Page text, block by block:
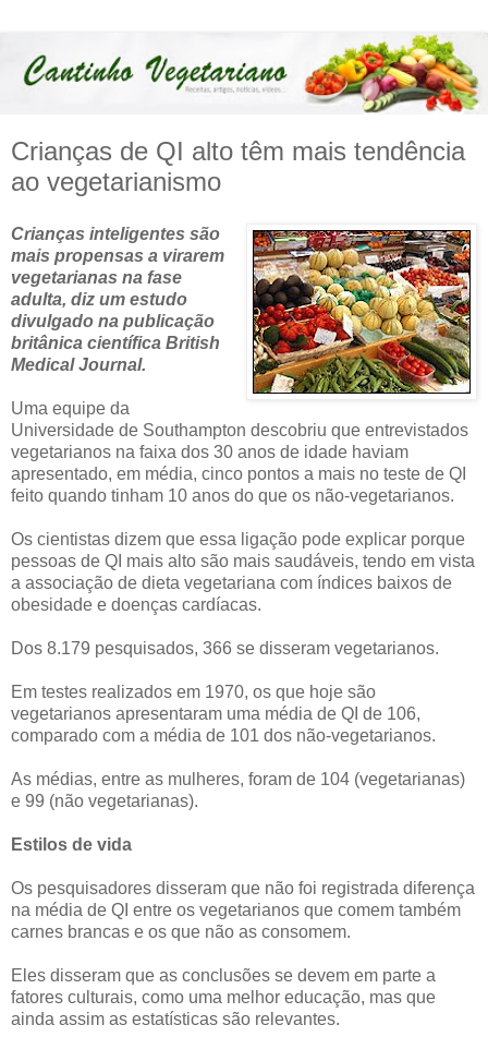
Crianças de QI alto têm mais tendência
ao vegetarianismo
Crianças inteligentes são
mais propensas a virarem
vegetarianas na fase
adulta, diz um estudo
divulgado na publicação
britânica científica British
Medical Journal.
Uma equipe da
Universidade de Southampton descobriu que entrevistados
vegetarianos na faixa dos 30 anos de idade haviam
apresentado, em média, cinco pontos a mais no teste de QI
feito quando tinham 10 anos do que os não-vegetarianos.
Os cientistas dizem que essa ligação pode explicar porque
pessoas de QI mais alto são mais saudáveis, tendo em vista
a associação de dieta vegetariana com índices baixos de
obesidade e doenças cardíacas.
Dos 8.179 pesquisados, 366 se disseram vegetarianos.
Em testes realizados em 1970, os que hoje são
vegetarianos apresentaram uma média de QI de 106,
comparado com a média de 101 dos não-vegetarianos.
As médias, entre as mulheres, foram de 104 (vegetarianas)
e 99 (não vegetarianas).
Estilos de vida
Os pesquisadores disseram que não foi registrada diferença
na média de QI entre os vegetarianos que comem também
carnes brancas e os que não as consomem.
Eles disseram que as conclusões se devem em parte a
fatores culturais, como uma melhor educação, mas que
ainda assim as estatísticas são relevantes.